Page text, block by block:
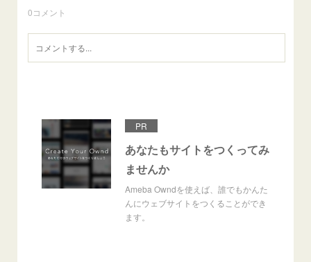
0コメント
PR
あなたもサイトをつくってみ
ませんか
Ameba Owndを使えば、誰でもかんた
んにウェブサイトをつくることができ
ます。